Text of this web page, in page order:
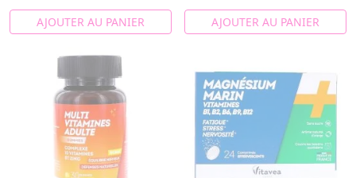
AJOUTER AU PANIER AJOUTER AU PANIER